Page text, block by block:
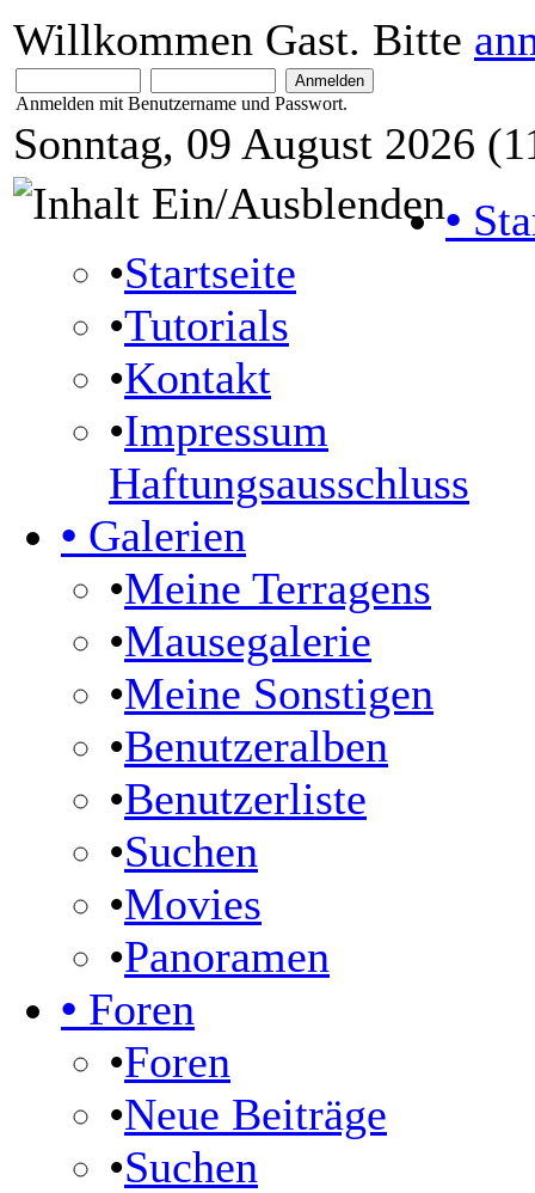
Willkommen Gast. Bitte
Anmelden mit Benutzername und Passwort.
Sonntag, 09 August 2026
•
•Startseite
•Tutorials
•Kontakt
•Impressum
Haftungsausschluss
• Galerien
•Meine Terragens
•Mausegalerie
•Meine Sonstigen
•Benutzeralben
•Benutzerliste
•Suchen
•Movies
•Panoramen
• Foren
•Foren
•Neue Beiträge
•Suchen